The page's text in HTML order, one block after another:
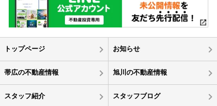
トップページ お知らせ
帯広の不動産情報 旭川の不動産情報
スタッフ紹介 スタッフブログ